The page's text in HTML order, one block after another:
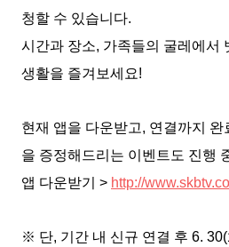
청할 수 있습니다.
시간과 장소, 가족들의 굴레에서
생활을 즐겨보세요!
현재 앱을 다운받고, 연결까지
을 증정해드리는 이벤트도 진행
앱 다운받기 > http://
※ 단, 기간 내 신규 연결 후 6.